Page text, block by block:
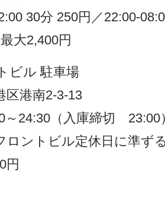
30分 250円／22:00-
大2,400円
ビル 駐車場
区港南2-3-13
～24:30（入庫締切 23:00
ロントビル定休日に準ず
円